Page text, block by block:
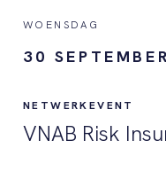
WOENSDAG
30 SEPTEMBER
NETWERKEVENT
VNAB Risk